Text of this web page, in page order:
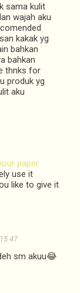
sama kulit
wajah aku
kakak yg
bahkan
bahkan
thnks for
produk yg
aku
paper
use it
like to give it
sm akuu😂